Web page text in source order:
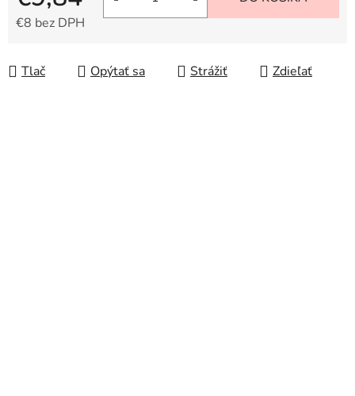
€8 bez DPH
Tlač Opýtať sa Strážiť Zdieľať